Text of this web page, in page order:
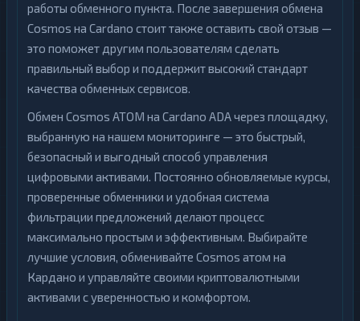
работы обменного пункта. После завершения обмена
Cosmos на Cardano стоит также оставить свой отзыв —
это поможет другим пользователям сделать
правильный выбор и поддержит высокий стандарт
качества обменных сервисов.
Обмен Cosmos ATOM на Cardano ADA через площадку,
выбранную на нашем мониторинге — это быстрый,
безопасный и выгодный способ управления
цифровыми активами. Постоянно обновляемые курсы,
проверенные обменники и удобная система
фильтрации предложений делают процесс
максимально простым и эффективным. Выбирайте
лучшие условия, обменивайте Cosmos атом на
Кардано и управляйте своими криптовалютными
активами с уверенностью и комфортом.